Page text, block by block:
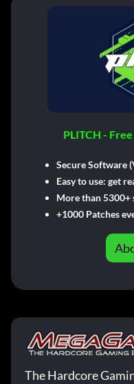
PLITCH -
Secure Software
Easy to use: get
More than 5300+
+1000 Patches
The Hardcore